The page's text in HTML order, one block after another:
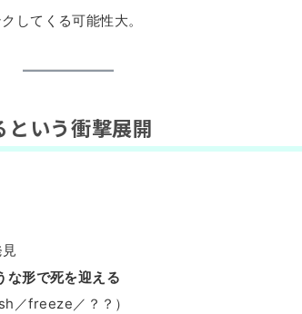
してくる可能性大。
いう衝撃展開
な形で死を迎える
／freeze／？？）